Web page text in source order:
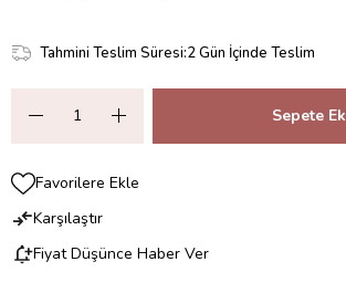
Tahmini Teslim Süresi:2 Gün İçinde Teslim
Favorilere Ekle
Karşılaştır
Fiyat Düşünce Haber Ver